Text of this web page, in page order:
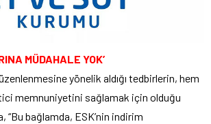
MÜDAHALE YOK’
yönelik aldığı tedbirlerin, hem
memnuniyetini sağlamak için olduğu
“Bu bağlamda, ESK’nin indirim